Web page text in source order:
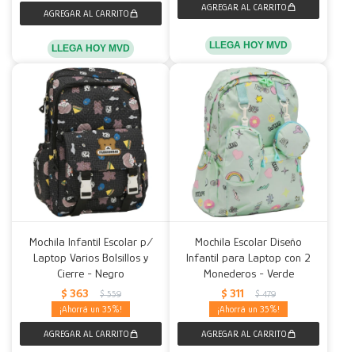
LLEGA HOY MVD LLEGA HOY MVD
Mochila Infantil Escolar p/
Laptop Varios Bolsillos y
Cierre - Negro
$ 363 $ 559
35
Mochila Escolar Diseño
Infantil para Laptop con 2
Monederos - Verde
$ 311 $ 479
35